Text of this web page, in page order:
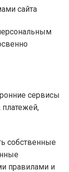
сайта
сервисы
платежей,
собственные
правилами и